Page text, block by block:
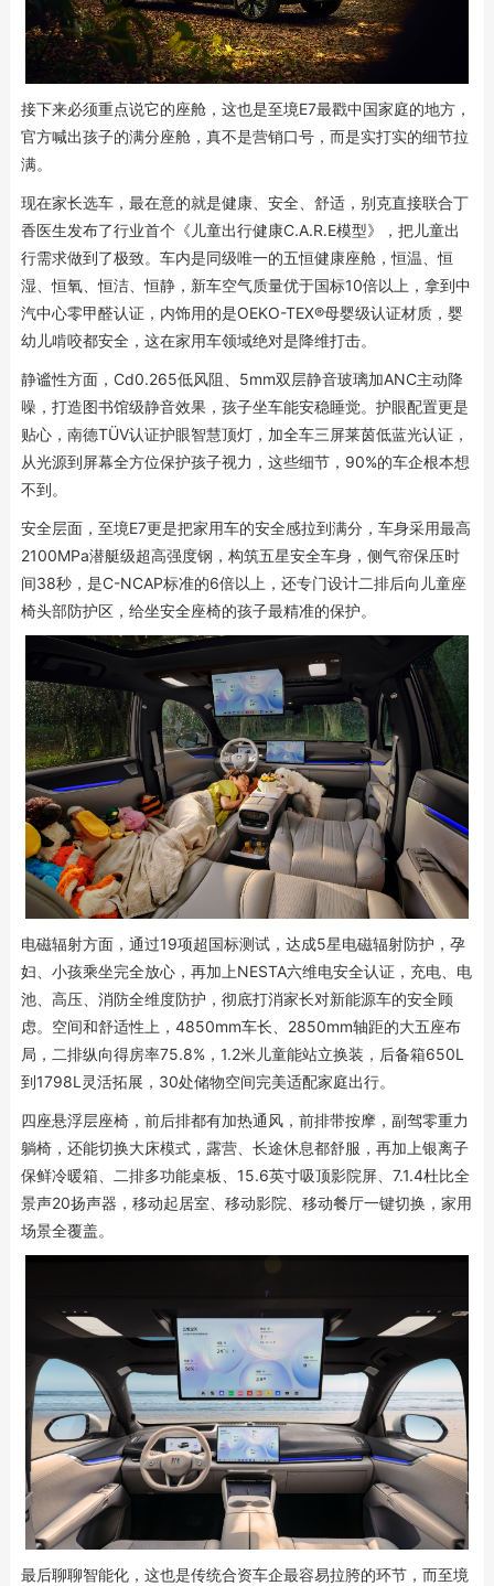
接下来必须重点说它的座舱，这也是至境E7最戳中国家庭的地方，
官方喊出孩子的满分座舱，真不是营销口号，而是实打实的细节拉
满。
现在家长选车，最在意的就是健康、安全、舒适，别克直接联合丁
香医生发布了行业首个《儿童出行健康C.A.R.E模型》，把儿童出
行需求做到了极致。车内是同级唯一的五恒健康座舱，恒温、恒
湿、恒氧、恒洁、恒静，新车空气质量优于国标10倍以上，拿到中
汽中心零甲醛认证，内饰用的是OEKO-TEX®母婴级认证材质，婴
幼儿啃咬都安全，这在家用车领域绝对是降维打击。
静谧性方面，Cd0.265低风阻、5mm双层静音玻璃加ANC主动降
噪，打造图书馆级静音效果，孩子坐车能安稳睡觉。护眼配置更是
贴心，南德TÜV认证护眼智慧顶灯，加全车三屏莱茵低蓝光认证，
从光源到屏幕全方位保护孩子视力，这些细节，90%的车企根本想
不到。
安全层面，至境E7更是把家用车的安全感拉到满分，车身采用最高
2100MPa潜艇级超高强度钢，构筑五星安全车身，侧气帘保压时
间38秒，是C-NCAP标准的6倍以上，还专门设计二排后向儿童座
椅头部防护区，给坐安全座椅的孩子最精准的保护。
电磁辐射方面，通过19项超国标测试，达成5星电磁辐射防护，孕
妇、小孩乘坐完全放心，再加上NESTA六维电安全认证，充电、电
池、高压、消防全维度防护，彻底打消家长对新能源车的安全顾
虑。空间和舒适性上，4850mm车长、2850mm轴距的大五座布
局，二排纵向得房率75.8%，1.2米儿童能站立换装，后备箱650L
到1798L灵活拓展，30处储物空间完美适配家庭出行。
四座悬浮层座椅，前后排都有加热通风，前排带按摩，副驾零重力
躺椅，还能切换大床模式，露营、长途休息都舒服，再加上银离子
保鲜冷暖箱、二排多功能桌板、15.6英寸吸顶影院屏、7.1.4杜比全
景声20扬声器，移动起居室、移动影院、移动餐厅一键切换，家用
场景全覆盖。
最后聊聊智能化，这也是传统合资车企最容易拉胯的环节，而至境